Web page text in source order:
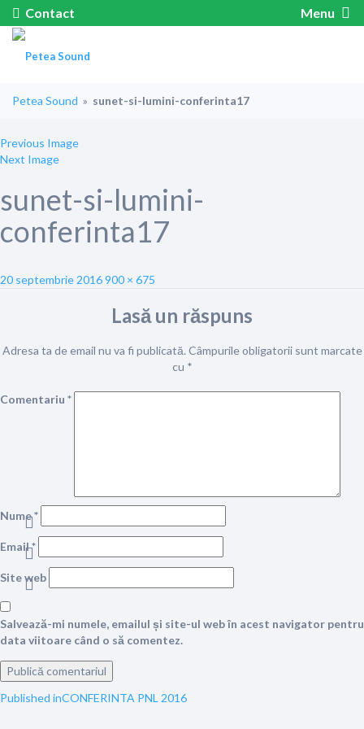
Contact Menu
Petea Sound » sunet-si-lumini-conferinta17
Previous Image
Next Image
sunet-si-lumini-
conferinta17
Posted
20 septembrie 2016Full
900 × 675
Lasă un răspuns
Adresa ta de email nu va fi publicată. Câmpurile obligatorii sunt marcate
cu *
Comentariu *
Nume*
Email*
Site web
Salvează-mi numele, emailul și site-ul web în acest navigator pentru
data viitoare când o să comentez.
Navigare
Published inCONFERINTA PNL 2016